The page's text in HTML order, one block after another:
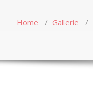
Home / Gallerie /